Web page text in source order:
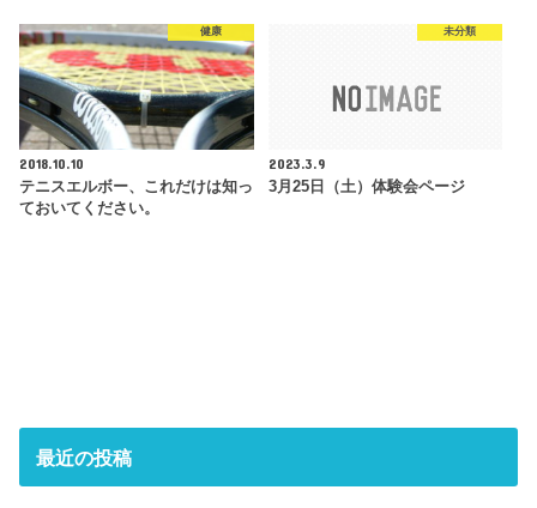
健康
2018.10.10
テニスエルボー、これだけは知っ
ておいてください。
未分類
2023.3.9
3月25日（土）体験会ページ
最近の投稿